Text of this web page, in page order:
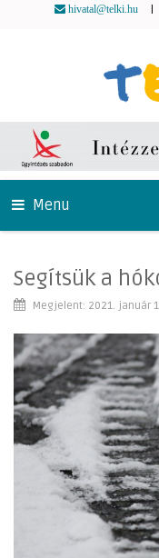
hivatal@telki.hu
Menu
Segítsük a
Megjelent: 2021. január